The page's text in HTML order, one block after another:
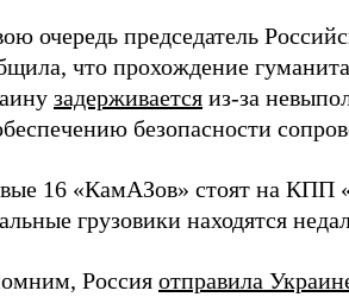
очередь председатель
что прохождение
задерживается из-за
безопасности
16 «КамАЗов» стоят на КПП
грузовики находятся
Россия отправила